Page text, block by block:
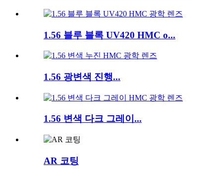
1.56 블루 블록 UV420 HMC o...
1.56 광변색 진행...
1.56 변색 다크 그레이...
AR 코팅